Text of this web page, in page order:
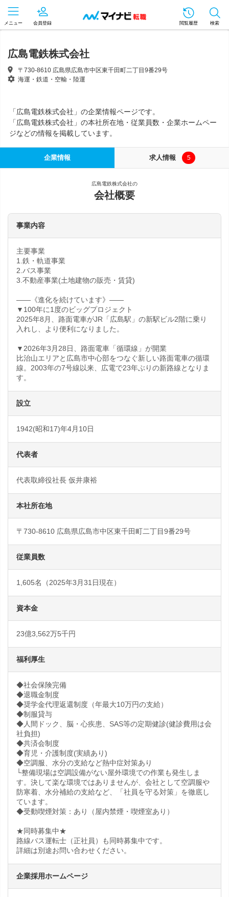
メニュー 会員登録 閲覧履歴 検索
広島電鉄株式会社
〒730-8610 広島県広島市中区東千田町二丁目9番29号
海運・鉄道・空輸・陸運
「広島電鉄株式会社」の企業情報ページです。
「広島電鉄株式会社」の本社所在地・従業員数・企業ホームペー
ジなどの情報を掲載しています。
企業情報 求人情報 5
広島電鉄株式会社の
会社概要
事業内容
主要事業
1.鉄・軌道事業
2.バス事業
3.不動産事業(土地建物の販売・賃貸)
――《進化を続けています》――
▼100年に1度のビッグプロジェクト
2025年8月、路面電車がJR「広島駅」の新駅ビル2階に乗り
入れし、より便利になりました。
▼2026年3月28日、路面電車「循環線」が開業
比治山エリアと広島市中心部をつなぐ新しい路面電車の循環
線。2003年の7号線以来、広電で23年ぶりの新路線となりま
す。
設立
1942(昭和17)年4月10日
代表者
代表取締役社長 仮井康裕
本社所在地
〒730-8610 広島県広島市中区東千田町二丁目9番29号
従業員数
1,605名（2025年3月31日現在）
資本金
23億3,562万5千円
福利厚生
◆社会保険完備
◆退職金制度
◆奨学金代理返還制度（年最大10万円の支給）
◆制服貸与
◆人間ドック、脳・心疾患、SAS等の定期健診(健診費用は会
社負担)
◆共済会制度
◆育児・介護制度(実績あり)
◆空調服、水分の支給など熱中症対策あり
└整備現場は空調設備がない屋外環境での作業も発生しま
す。決して楽な環境ではありませんが、会社として空調服や
防寒着、水分補給の支給など、「社員を守る対策」を徹底し
ています。
◆受動喫煙対策：あり（屋内禁煙・喫煙室あり）
★同時募集中★
路線バス運転士（正社員）も同時募集中です。
詳細は別途お問い合わせください。
企業採用ホームページ